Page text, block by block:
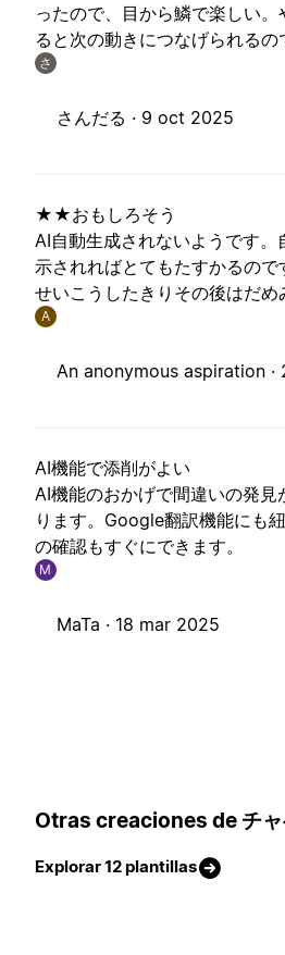
ったので、目から鱗で楽しい。
ると次の動きにつなげられるの
さ
さんだる · 9 oct 2025
★★おもしろそう
AI自動生成されないようです。
示されればとてもたすかるの
せいこうしたきりその後はだめ
A
An anonymous aspiration ·
AI機能で添削がよい
AI機能のおかげで間違いの発
ります。Google翻訳機能にも
の確認もすぐにできます。
M
MaTa · 18 mar 2025
Otras creaciones de チャ
Explorar 12 plantillas